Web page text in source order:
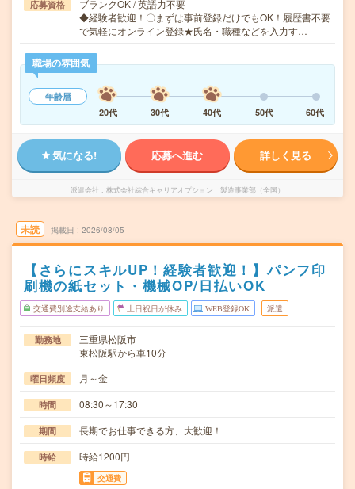
応募資格
ブランクOK / 英語力不要
◆経験者歓迎！〇まずは事前登録だけでもOK！履歴書不要
で気軽にオンライン登録★氏名・職種などを入力す…
職場の雰囲気
年齢層
20代
30代 40代 50代 60代
気になる! 応募へ進む 詳しく見る
派遣会社 株式会社綜合キャリアオプション 製造事業部（全国）
未読 掲載日 2026/08/05
【さらにスキルUP！経験者歓迎！】パンフ印
刷機の紙セット・機械OP/日払いOK
交通費別途支給あり 土日祝日が休み WEB登録OK 派遣
勤務地
三重県松阪市
東松阪駅から車10分
曜日頻度 月～金
時間 08:30～17:30
期間 長期でお仕事できる方、大歓迎！
時給 時給1200円
交通費